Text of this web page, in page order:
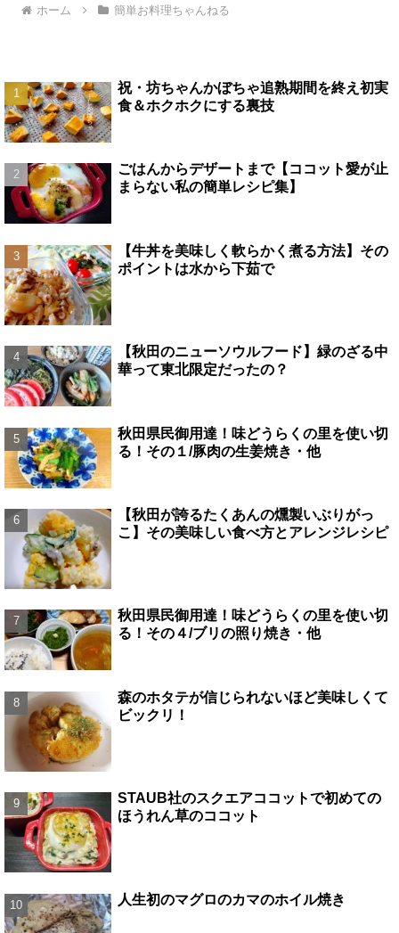
ホーム 簡単お料理ちゃんねる
祝・坊ちゃんかぼちゃ追熟期間を終え初実
食＆ホクホクにする裏技
ごはんからデザートまで【ココット愛が止
まらない私の簡単レシピ集】
【牛丼を美味しく軟らかく煮る方法】その
ポイントは水から下茹で
【秋田のニューソウルフード】緑のざる中
華って東北限定だったの？
秋田県民御用達！味どうらくの里を使い切
る！その１/豚肉の生姜焼き・他
【秋田が誇るたくあんの燻製いぶりがっ
こ】その美味しい食べ方とアレンジレシピ
秋田県民御用達！味どうらくの里を使い切
る！その４/ブリの照り焼き・他
森のホタテが信じられないほど美味しくて
ビックリ！
STAUB社のスクエアココットで初めての
ほうれん草のココット
人生初のマグロのカマのホイル焼き